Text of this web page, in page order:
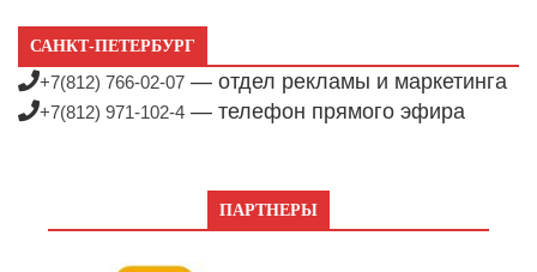
САНКТ-ПЕТЕРБУРГ
+7(812) 766-02-07 — отдел рекламы и маркетинга
+7(812) 971-102-4 — телефон прямого эфира
ПАРТНЕРЫ